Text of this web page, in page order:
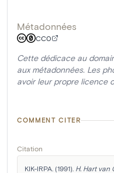
Métadonnées
CC0
Cette dédicace au
aux métadonnées. Les
avoir leur propre licence
COMMENT CITER
Citation
KIK-IRPA. (1991). H. Hart van